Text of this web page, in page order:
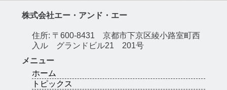
株式会社エー・アンド・エー
住所: 〒600-8431 京都市下京区綾小路室町西
入ル グランドビル21 201号
メニュー
ホーム
トピックス